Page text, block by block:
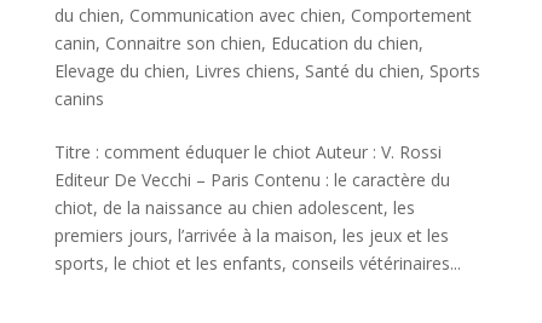
du chien, Communication avec chien, Comportement
canin, Connaitre son chien, Education du chien,
Elevage du chien, Livres chiens, Santé du chien, Sports
canins
Titre : comment éduquer le chiot Auteur : V. Rossi
Editeur De Vecchi – Paris Contenu : le caractère du
chiot, de la naissance au chien adolescent, les
premiers jours, l’arrivée à la maison, les jeux et les
sports, le chiot et les enfants, conseils vétérinaires...